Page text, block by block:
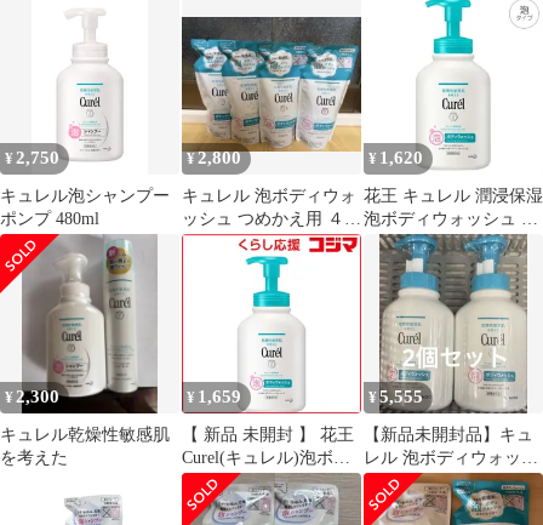
¥ 2,750
キュレル泡シャンプー
ポンプ 480ml
¥2,800
キュレル 泡ボディウォ
ッシュ つめかえ用 ４個
セット380ml
¥ 1,620
花王 キュレル 潤浸保湿
泡ボディウォッシュ ポ
ンプ 本体 480ml 医薬部
外品[9377] 佐川急便
¥ 2,300
キュレル乾燥性敏感肌
を考えた
¥ 1,659
【 新品 未開封 】 花王
Curel(キュレル)泡ボデ
ィウォッシュ 本体
480mL 未使用 送料無料
¥5,555
【新品未開封品】キュ
レル 泡ボディウォッシ
ュ 480ml ポンプ 医薬部
外品